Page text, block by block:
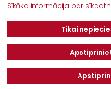
Kontakti
Vakances
Sīkāka informācija par
Tikai